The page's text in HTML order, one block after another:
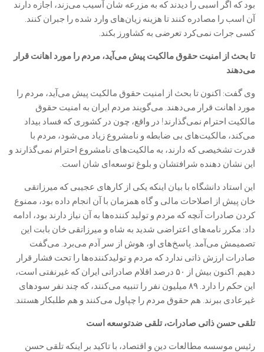
بود که اگر اسبی را دیدند که به مزرعه شان آسیب می‌زند، اجازه دارند
آن اسب را مصادره کنند تا هزینه زیان‌های وارد شده را جبران کنند.
کسی جرات نمی‌کرد تعرضی به کشاورز بکند.
تا بحث از امنیت حقوق مالکیت پیش می‌آید، مردم را مورد اهانت قرار
می‌دهند
وی گفت: اکنون تا بحث از امنیت حقوق مالکیت پیش می‌آید، مردم را
مورد اهانت قرار می‌دهند. می‌گویند مردم ایران به امنیت حقوق
مالکیت احترام نمی‌گذارند! در واقع، چون در کشوری که فساد بیداد
می‌کند، مالکیت‌های بی ضابطه و نامشروع زیاد می‌شود، مردم با
قدرت تشخیصی که دارند، به مالکیت‌های نامشروع احترام نمی‌گذارند و
این نشان دهنده شرافتشان و بلوغ توسعه‌ای شان است.
این استاد دانشگاه با بیان اینکه یکی از کار‌های عجیبی که میرزاتقی
خان پیش از اصلاحات مالی و گاه همزمان با آن انجام داده بود، ممنوع
کردن صادرات آنچه که مردم و تولید کننده‌ها به آن نیاز دارند بود، ادامه
داد: مکرر نامه‌های اعتراضی شدید به شاه و میرزاتقی خان بابت این
تصمیمش می‌آمد. پاسخ‌های او، هوش از سر آدم می‌برد. می‌گفت
صادرات ارزش ذاتی ندارد که مردم و تولیدکننده‌ها را تحت فشار قرار
دهیم. اکنون بیش از ۵۰ درصد اقلام صادراتی ایران که غیرنفتی است،
این حکم را دارد. ۸۹ میلیون نفر را تنبیه می‌کنند، که چند نفر سود‌های
غیرعادی ببرند. هم حقوق مردم را چپاول می‌کنند و هم طلبکار هستند.
تلقی حسن ذاتی صادرات، تلقی ضدتوسعه است
رئیس موسسه مطالعات دین و اقتصاد، با تاکید بر اینکه تلقی حسن